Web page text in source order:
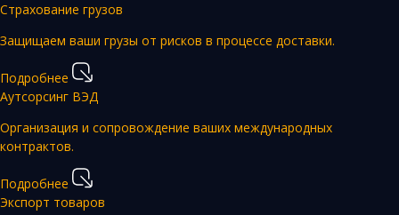
Страхование грузов
Защищаем ваши грузы от рисков в процессе доставки.
Подробнее
Аутсорсинг ВЭД
Организация и сопровождение ваших международных
контрактов.
Подробнее
Экспорт товаров